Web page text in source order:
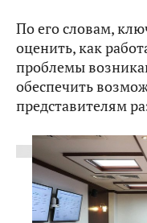
По его словам,
оценить, как
проблемы
обеспечить
представителям